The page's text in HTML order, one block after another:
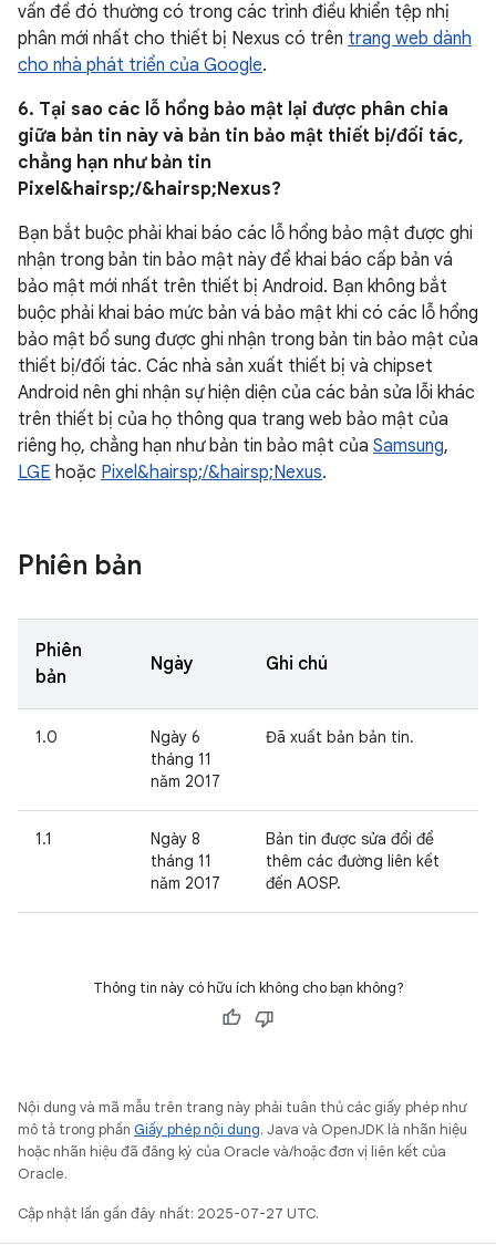
vấn đề đó thường có trong các trình điều khiển tệp nhị
phân mới nhất cho thiết bị Nexus có trên trang web dành
cho nhà phát triển của Google.
6. Tại sao các lỗ hổng bảo mật lại được phân chia
giữa bản tin này và bản tin bảo mật thiết bị/đối tác,
chẳng hạn như bản tin
Pixel&hairsp;/&hairsp;Nexus?
Bạn bắt buộc phải khai báo các lỗ hổng bảo mật được ghi
nhận trong bản tin bảo mật này để khai báo cấp bản vá
bảo mật mới nhất trên thiết bị Android. Bạn không bắt
buộc phải khai báo mức bản vá bảo mật khi có các lỗ hổng
bảo mật bổ sung được ghi nhận trong bản tin bảo mật của
thiết bị/đối tác. Các nhà sản xuất thiết bị và chipset
Android nên ghi nhận sự hiện diện của các bản sửa lỗi khác
trên thiết bị của họ thông qua trang web bảo mật của
riêng họ, chẳng hạn như bản tin bảo mật của Samsung,
LGE hoặc Pixel&hairsp;/&hairsp;Nexus.
Phiên bản
Phiên
bản
Ngày Ghi chú
1.0
Ngày 6
tháng 11
năm 2017
Đã xuất bản bản tin.
1.1
Ngày 8
tháng 11
năm 2017
Bản tin được sửa đổi để
thêm các đường liên kết
đến AOSP.
Thông tin này có hữu ích không cho bạn không?
Nội dung và mã mẫu trên trang này phải tuân thủ các giấy phép như
mô tả trong phần Giấy phép nội dung. Java và OpenJDK là nhãn hiệu
hoặc nhãn hiệu đã đăng ký của Oracle và/hoặc đơn vị liên kết của
Oracle.
Cập nhật lần gần đây nhất: 2025-07-27 UTC.